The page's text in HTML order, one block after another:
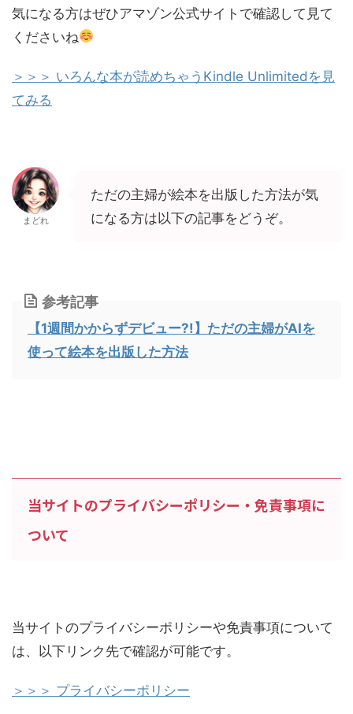
気になる方はぜひアマゾン公式サイトで確認して見て
くださいね
＞＞＞ いろんな本が読めちゃうKindle Unlimitedを見
てみる
まどれ
ただの主婦が絵本を出版した方法が気
になる方は以下の記事をどうぞ。
参考記事
【1週間かからずデビュー?!】ただの主婦がAIを
使って絵本を出版した方法
当サイトのプライバシーポリシー・免責事項に
ついて
当サイトのプライバシーポリシーや免責事項について
は、以下リンク先で確認が可能です。
＞＞＞ プライバシーポリシー